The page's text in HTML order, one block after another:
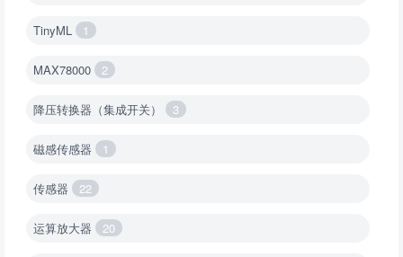
TinyML 1
MAX78000 2
降压转换器（集成开关） 3
磁感传感器 1
传感器 22
运算放大器 20